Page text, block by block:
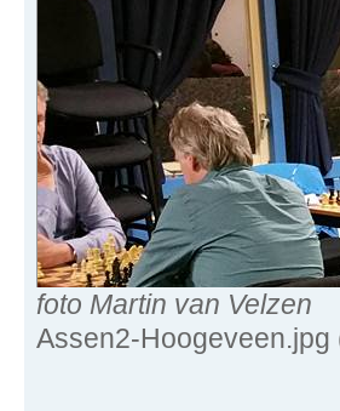
foto Martin van Velzen
Assen2-